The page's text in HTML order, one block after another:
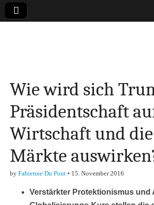
Finanzen,
Marketing-,
& Investment-
Wie wird sich
Präsidentschaft
Wirtschaft und die
Märkte
by Fabienne Du Pont • 15. November 2016
Verstärkter Protektionismus und